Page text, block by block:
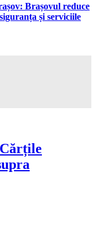
Brașovul reduce
și serviciile